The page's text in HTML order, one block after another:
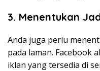
3. Menentukan
Anda juga perlu
pada laman. Facebook
iklan yang tersedia di